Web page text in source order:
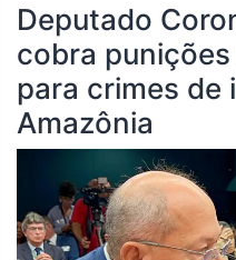
Deputado
cobra
para crimes de
Amazônia